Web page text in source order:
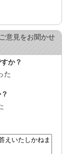
意見をお聞かせ
か？
た